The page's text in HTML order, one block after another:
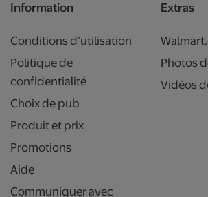
Information
Conditions d’utilisation
Politique de
confidentialité
Choix de pub
Produit et prix
Promotions
Aide
Communiquer avec
Extras
Photos
Vidéos